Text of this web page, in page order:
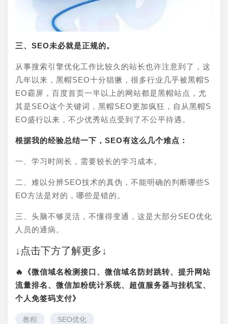
三、SEO未必就是正规的。
从事搜索引擎优化工作比较久的站长也许注意到了，这
几年以来，黑帽SEO十分猖獗，很多行业几乎被黑帽S
EO霸屏，百度首页一半以上的网站都是黑帽站点，尤
其是SEO这个关键词，黑帽SEO更加疯狂，自从黑帽S
EO盛行以来，不少优秀站点受到了不公平待遇。
根据我的经验总结一下，SEO有这么几个难点：
一、学习时间长，需要较长的学习成本。
二、难以分辨SEO技术的真伪，不能明确的判断哪些S
EO方法是对的，哪些是错的。
三、头脑不够灵活，不懂得变通，这是大部分SEO优化
人员的通病。
↓点击下方了解更多↓
🔥《微信域名检测接口、微信域名防封跳转、提升网站
流量排名、微信加粉统计系统、超值服务器与挂机宝、
个人免签码支付》
教程 SEO优化